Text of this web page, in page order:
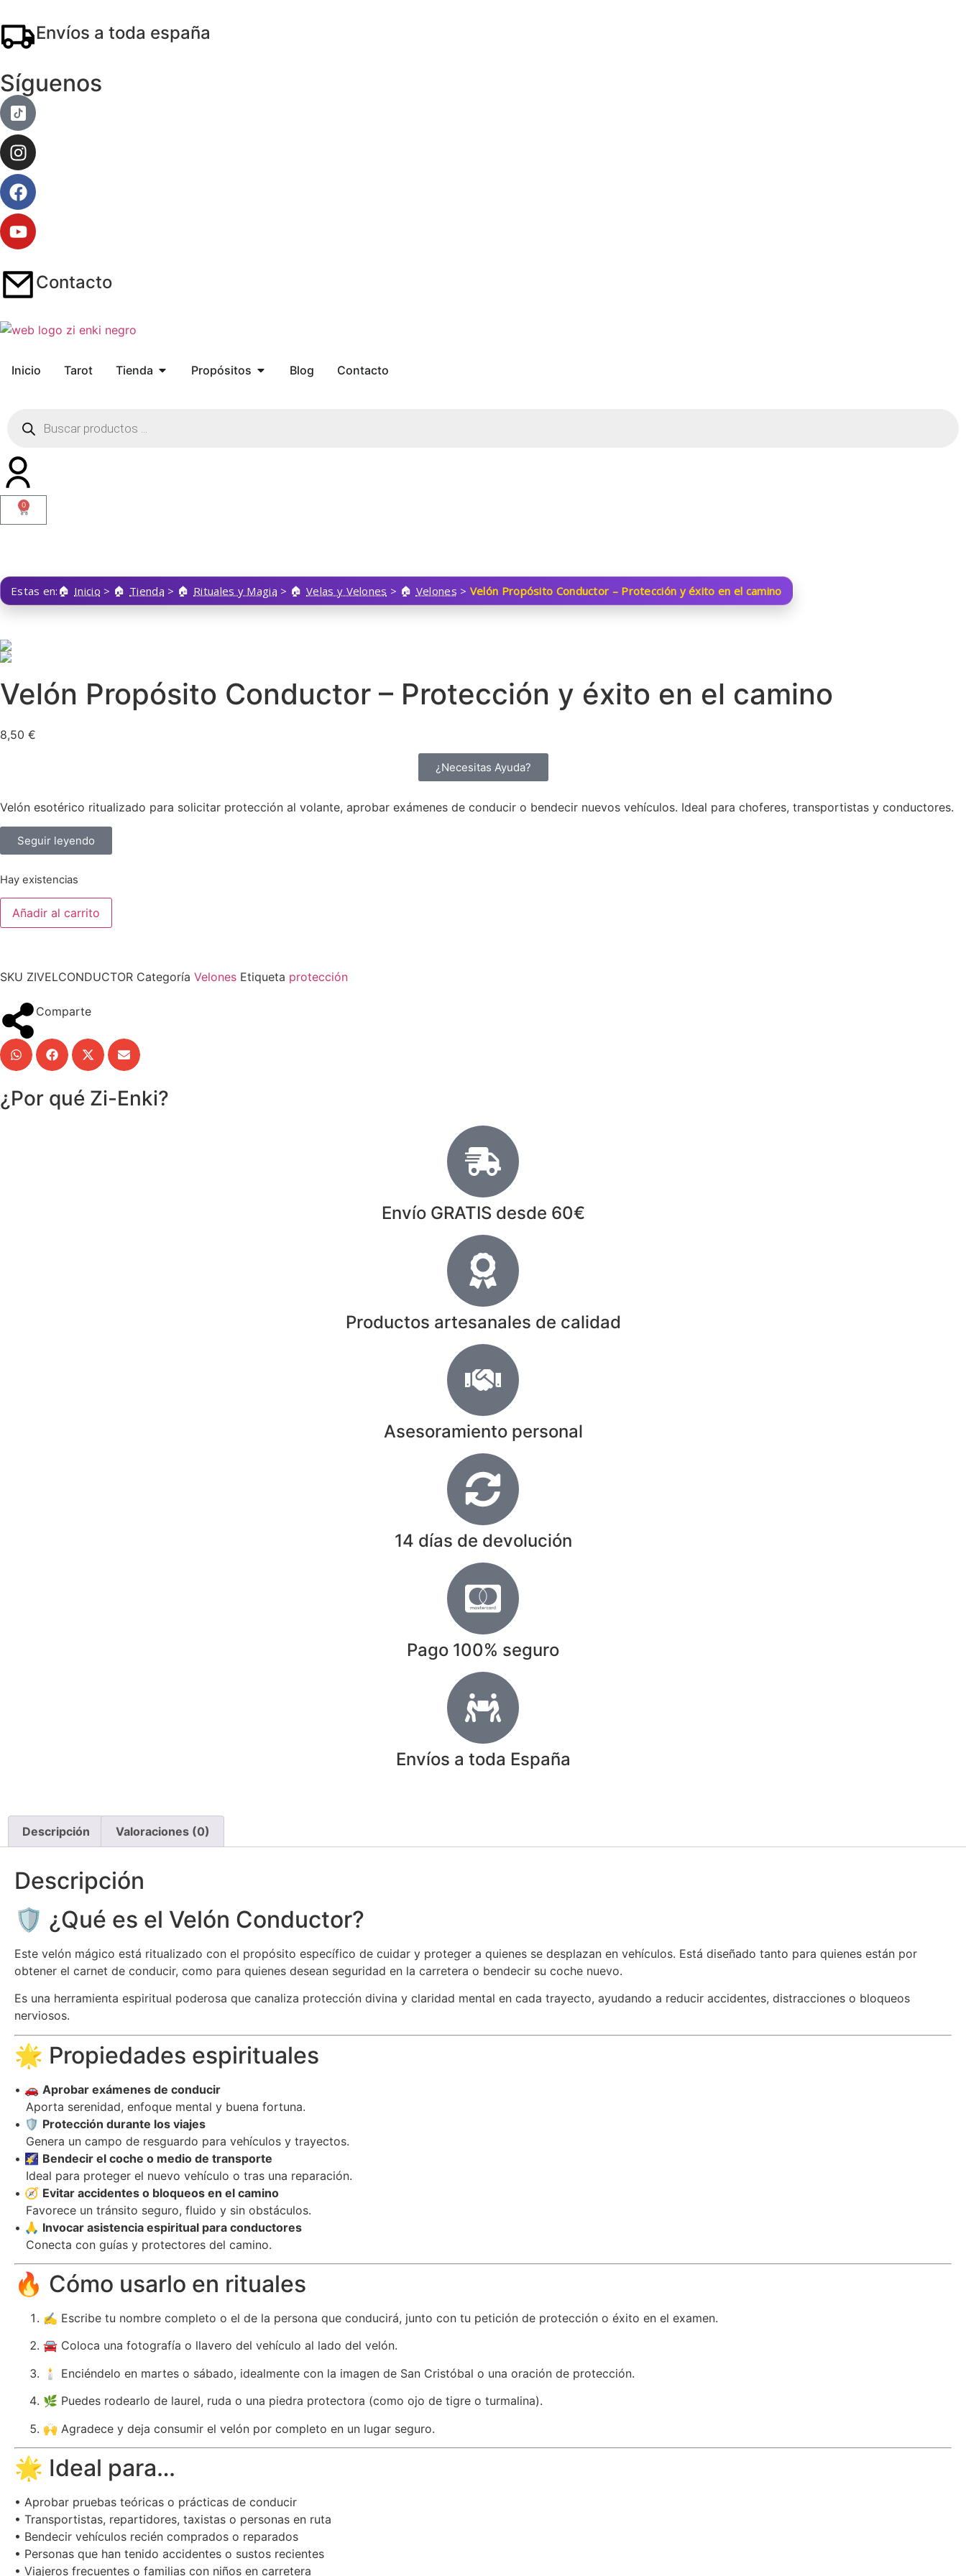
Envíos a toda españa
Síguenos
Contacto
Inicio Tarot Tienda Propósitos Blog Contacto
0
Estas en: Inicio > Tienda > Rituales y Magia > Velas y Velones > Velones > Velón Propósito Conductor – Protección y éxito en el camino
Velón Propósito Conductor – Protección y éxito en el camino
8,50 €
¿Necesitas Ayuda?
Velón esotérico ritualizado para solicitar protección al volante, aprobar exámenes de conducir o bendecir nuevos vehículos. Ideal para choferes, transportistas y conductores.
Seguir leyendo
Hay existencias
Añadir al carrito
SKU ZIVELCONDUCTOR Categoría Velones Etiqueta protección
Comparte
¿Por qué Zi-Enki?
Envío GRATIS desde 60€
Productos artesanales de calidad
Asesoramiento personal
14 días de devolución
Pago 100% seguro
Envíos a toda España
Descripción Valoraciones (0)
Descripción
🛡️ ¿Qué es el Velón Conductor?
Este velón mágico está ritualizado con el propósito específico de cuidar y proteger a quienes se desplazan en vehículos. Está diseñado tanto para quienes están por
obtener el carnet de conducir, como para quienes desean seguridad en la carretera o bendecir su coche nuevo.
Es una herramienta espiritual poderosa que canaliza protección divina y claridad mental en cada trayecto, ayudando a reducir accidentes, distracciones o bloqueos
nerviosos.
🌟 Propiedades espirituales
• 🚗 Aprobar exámenes de conducir
Aporta serenidad, enfoque mental y buena fortuna.
• 🛡️ Protección durante los viajes
Genera un campo de resguardo para vehículos y trayectos.
• 🌠 Bendecir el coche o medio de transporte
Ideal para proteger el nuevo vehículo o tras una reparación.
• 🧭 Evitar accidentes o bloqueos en el camino
Favorece un tránsito seguro, fluido y sin obstáculos.
• 🙏 Invocar asistencia espiritual para conductores
Conecta con guías y protectores del camino.
🔥 Cómo usarlo en rituales
✍️ Escribe tu nombre completo o el de la persona que conducirá, junto con tu petición de protección o éxito en el examen.
🚘 Coloca una fotografía o llavero del vehículo al lado del velón.
🕯️ Enciéndelo en martes o sábado, idealmente con la imagen de San Cristóbal o una oración de protección.
🌿 Puedes rodearlo de laurel, ruda o una piedra protectora (como ojo de tigre o turmalina).
🙌 Agradece y deja consumir el velón por completo en un lugar seguro.
🌟 Ideal para…
• Aprobar pruebas teóricas o prácticas de conducir
• Transportistas, repartidores, taxistas o personas en ruta
• Bendecir vehículos recién comprados o reparados
• Personas que han tenido accidentes o sustos recientes
• Viajeros frecuentes o familias con niños en carretera